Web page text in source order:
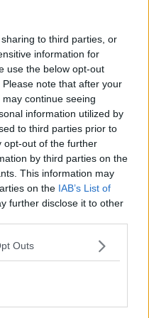
to third parties, or
information for
use the below opt-out
note that after your
continue seeing
information utilized by
to third parties prior to
opt-out of the further
by third parties on the
This information may
on the IAB’s List of
further disclose it to other
Outs
della complessità
legge e l’impegno dei
salute umana
convegno
il CORRIDOIO BLU
il full electric sui traghetti
esperti che decidono le
dei traghetti​
per l’Aria
la testardaggine
per la Pace